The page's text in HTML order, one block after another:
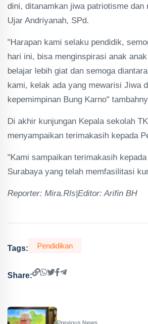
dini, ditanamkan jiwa patriotisme dan
Ujar Andriyanah, SPd.
"Harapan kami selaku pendidik,
hari ini, bisa menginspirasi anak
belajar lebih giat dan semoga
kami, kelak ada yang mewarisi Jiwa
kepemimpinan Bung Karno"
Di akhir kunjungan Kepala sekolah
menyampaikan terimakasih kepada
"Kami sampaikan terimakasih
Surabaya yang telah memfasilitasi
Reporter: Mira.Rls|Editor: Arifin BH
Tags: Pendidikan
Share: